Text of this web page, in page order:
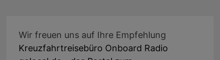
Wir freuen uns auf Ihre Empfehlung
Kreuzfahrtreisebüro Onboard Radio